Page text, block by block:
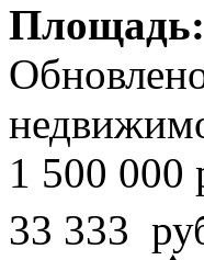
1 500 000
33 333